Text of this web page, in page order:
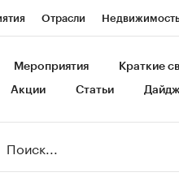
Отрасли
Газета Спецпроекты
Мероприятия Краткие
Акции Статьи